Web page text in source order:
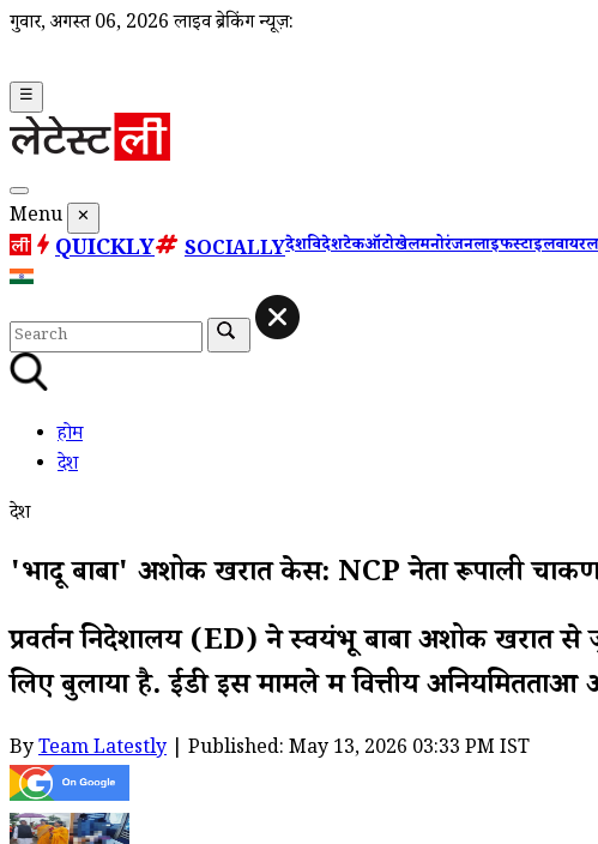
गुरूवार, अगस्त 06, 2026 लाइव ब्रेकिंग न्यूज़:
☰
Menu ✕
QUICKLY SOCIALLYदेशविदेशटेकऑटोखेलमनोरंजनलाइफस्टाइलवायरल
होम
देश
देश
'भोंदू बाबा' अशोक खरात केस: NCP नेता रूपाली
प्रवर्तन निदेशालय (ED) ने स्वयंभू बाबा अशोक खरात
लिए बुलाया है. ईडी इस मामले में वित्तीय
ByTeam Latestly | Published: May 13, 2026 03:33 PM IST